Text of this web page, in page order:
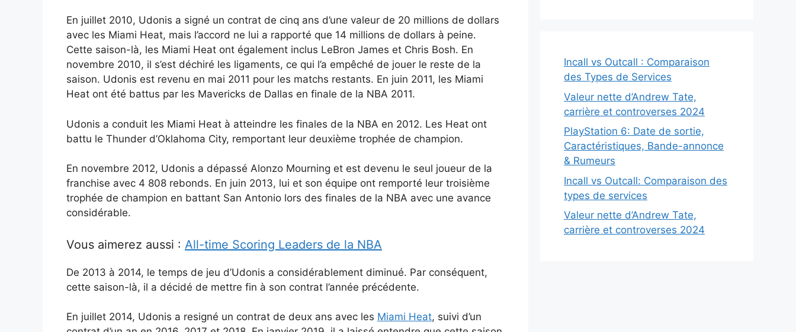
En juillet 2010, Udonis a signé un contrat de cinq ans d’une valeur de 20 millions de dollars
avec les Miami Heat, mais l’accord ne lui a rapporté que 14 millions de dollars à peine.
Cette saison-là, les Miami Heat ont également inclus LeBron James et Chris Bosh. En
novembre 2010, il s’est déchiré les ligaments, ce qui l’a empêché de jouer le reste de la
saison. Udonis est revenu en mai 2011 pour les matchs restants. En juin 2011, les Miami
Heat ont été battus par les Mavericks de Dallas en finale de la NBA 2011.
Udonis a conduit les Miami Heat à atteindre les finales de la NBA en 2012. Les Heat ont
battu le Thunder d’Oklahoma City, remportant leur deuxième trophée de champion.
En novembre 2012, Udonis a dépassé Alonzo Mourning et est devenu le seul joueur de la
franchise avec 4 808 rebonds. En juin 2013, lui et son équipe ont remporté leur troisième
trophée de champion en battant San Antonio lors des finales de la NBA avec une avance
considérable.
Vous aimerez aussi : All-time Scoring Leaders de la NBA
De 2013 à 2014, le temps de jeu d’Udonis a considérablement diminué. Par conséquent,
cette saison-là, il a décidé de mettre fin à son contrat l’année précédente.
En juillet 2014, Udonis a resigné un contrat de deux ans avec les Miami Heat, suivi d’un
Incall vs Outcall : Comparaison
des Types de Services
Valeur nette d’Andrew Tate,
carrière et controverses 2024
PlayStation 6: Date de sortie,
Caractéristiques, Bande-annonce
& Rumeurs
Incall vs Outcall: Comparaison des
types de services
Valeur nette d’Andrew Tate,
carrière et controverses 2024